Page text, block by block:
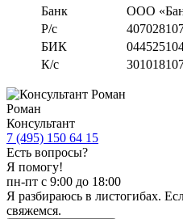
Банк
ООО
Р/с
БИК
К/с
Роман
Консультант
7 (495) 150 64 15
Есть вопросы?
Я помогу!
пн-пт с 9:00 до 18:00
Я разбираюсь в листогибах.
свяжемся.